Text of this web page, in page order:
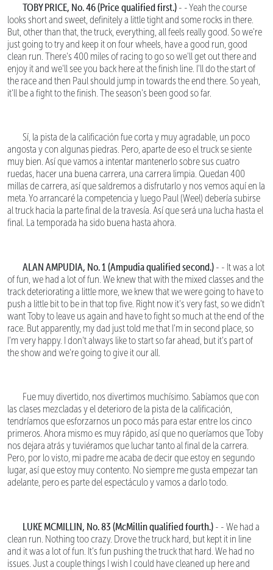
TOBY PRICE, No. 46 (Price qualified first.) - - Yeah the course
looks short and sweet, definitely a little tight and some rocks in there.
But, other than that, the truck, everything, all feels really good. So we're
just going to try and keep it on four wheels, have a good run, good
clean run. There's 400 miles of racing to go so we'll get out there and
enjoy it and we'll see you back here at the finish line. I'll do the start of
the race and then Paul should jump in towards the end there. So yeah,
it'll be a fight to the finish. The season's been good so far.
Sí, la pista de la calificación fue corta y muy agradable, un poco
angosta y con algunas piedras. Pero, aparte de eso el truck se siente
muy bien. Así que vamos a intentar mantenerlo sobre sus cuatro
ruedas, hacer una buena carrera, una carrera limpia. Quedan 400
millas de carrera, así que saldremos a disfrutarlo y nos vemos aquí en la
meta. Yo arrancaré la competencia y luego Paul (Weel) debería subirse
al truck hacia la parte final de la travesía. Así que será una lucha hasta el
final. La temporada ha sido buena hasta ahora.
ALAN AMPUDIA, No. 1 (Ampudia qualified second.) - - It was a lot
of fun, we had a lot of fun. We knew that with the mixed classes and the
track deteriorating a little more, we knew that we were going to have to
push a little bit to be in that top five. Right now it's very fast, so we didn't
want Toby to leave us again and have to fight so much at the end of the
race. But apparently, my dad just told me that I'm in second place, so
I'm very happy. I don't always like to start so far ahead, but it's part of
the show and we're going to give it our all.
Fue muy divertido, nos divertimos muchísimo. Sabíamos que con
las clases mezcladas y el deterioro de la pista de la calificación,
tendríamos que esforzarnos un poco más para estar entre los cinco
primeros. Ahora mismo es muy rápido, así que no queríamos que Toby
nos dejara atrás y tuviéramos que luchar tanto al final de la carrera.
Pero, por lo visto, mi padre me acaba de decir que estoy en segundo
lugar, así que estoy muy contento. No siempre me gusta empezar tan
adelante, pero es parte del espectáculo y vamos a darlo todo.
LUKE MCMILLIN, No. 83 (McMillin qualified fourth.) - - We had a
clean run. Nothing too crazy. Drove the truck hard, but kept it in line
and it was a lot of fun. It's fun pushing the truck that hard. We had no
issues. Just a couple things I wish I could have cleaned up here and